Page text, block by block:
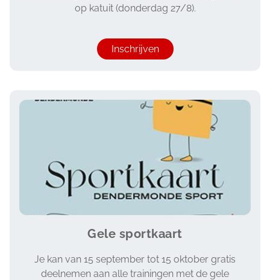
op katuit (donderdag 27/8).
Inschrijven
Image
Gele sportkaart
Je kan van 15 september tot 15 oktober gratis
deelnemen aan alle trainingen met de gele